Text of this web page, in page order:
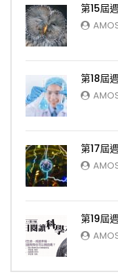
第15屆
第18屆
第17屆
第19屆